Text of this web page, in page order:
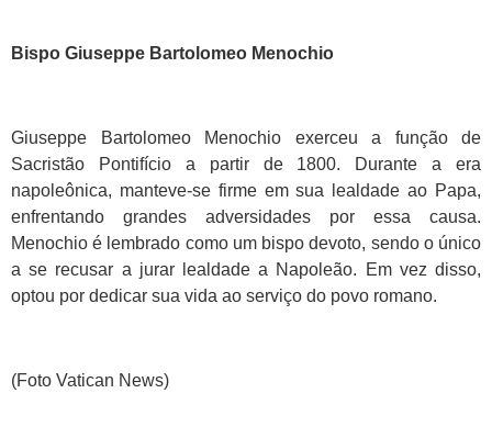
Bispo Giuseppe Bartolomeo Menochio
Giuseppe Bartolomeo Menochio exerceu a função de
Sacristão Pontifício a partir de 1800. Durante a era
napoleônica, manteve-se firme em sua lealdade ao Papa,
enfrentando grandes adversidades por essa causa.
Menochio é lembrado como um bispo devoto, sendo o único
a se recusar a jurar lealdade a Napoleão. Em vez disso,
optou por dedicar sua vida ao serviço do povo romano.
(Foto Vatican News)